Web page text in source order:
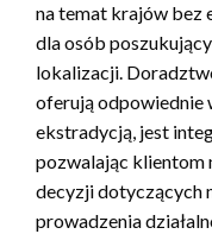
na temat krajów bez
dla osób
lokalizacji.
oferują odpowiednie
ekstradycją, jest
pozwalając klientom
decyzji dotyczących
prowadzenia